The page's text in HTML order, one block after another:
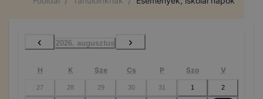
‹ 2026. augusztus ›
H K Sze Cs P Szo V
27 28 29 30 31 1 2